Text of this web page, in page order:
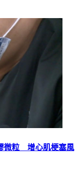
微粒 增心肌梗塞風